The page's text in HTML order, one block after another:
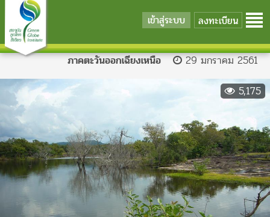
เข้าสู่ระบบ ลงทะเบียน
ภาคตะวันออกเฉียงเหนือ
29 มกราคม 2561
5,175